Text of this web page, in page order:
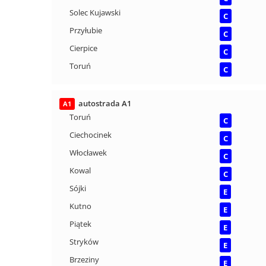
Solec Kujawski
C
Przyłubie
C
Cierpice
C
Toruń
C
A1
autostrada A1
Toruń
C
Ciechocinek
C
Włocławek
C
Kowal
C
Sójki
E
Kutno
E
Piątek
E
Stryków
E
Brzeziny
E